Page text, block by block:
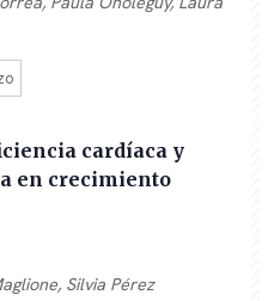
cardíaca y
en crecimiento
Silvia Pérez